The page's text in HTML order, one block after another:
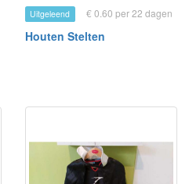
Uitgeleend € 0.60 per 22 dagen
Houten Stelten